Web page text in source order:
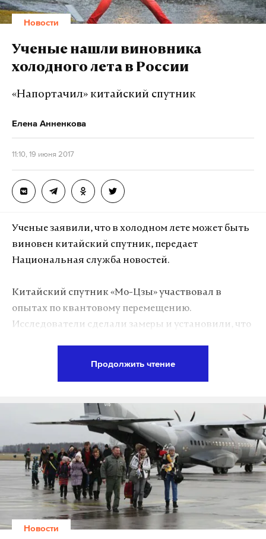
Новости
Ученые нашли виновника
холодного лета в России
«Напортачил» китайский спутник
Елена Анненкова
11:10, 19 июня 2017
Ученые заявили, что в холодном лете может быть
виновен китайский спутник, передает
Национальная служба новостей.
Китайский спутник «Мо-Цзы» участвовал в
опытах по квантовому перемещению.
Исследователи сделали замеры и установили, что
нормализуется и погода станет более типичной
для этого времени года.
Напомним, 15 июня 2017 года стало самым
холодным летним днем за более чем полвека
метеонаблюдений. Воздух в столице прогрелся
всего до 10 градусов.
После солнечных выходных, сегодня, 19 июня, в
Продолжить чтение
Новости